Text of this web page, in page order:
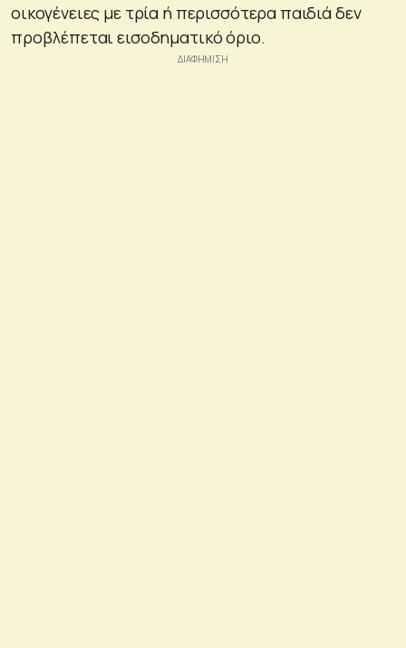
οικογένειες με τρία ή περισσότερα παιδιά δεν
προβλέπεται εισοδηματικό όριο.